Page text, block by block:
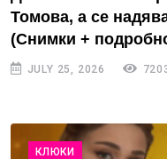
Томова, а се
(Снимки +
JULY 25, 2026
КЛЮКИ